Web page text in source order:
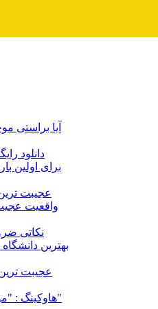
آیا براستی
دانلود
برای اولین
عجیبت
نکاتی
بهترین
عجیبت
هاوكينگ : "موجودات فضايي وجود دارند"